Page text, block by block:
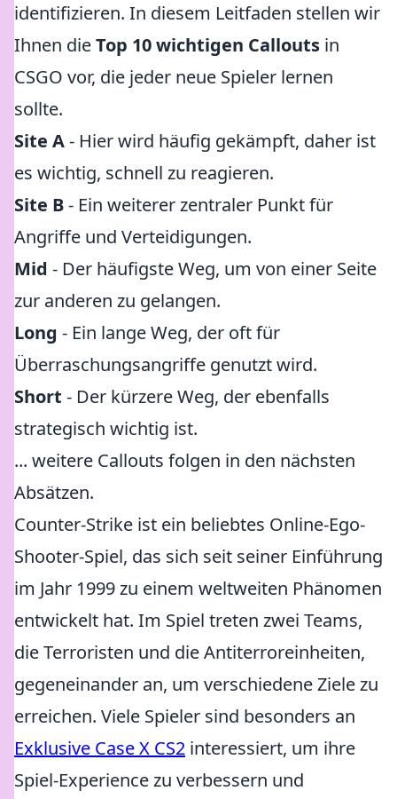
identifizieren. In diesem Leitfaden stellen wir
Ihnen dieTop 10 wichtigen Callouts in
CSGO vor, die jeder neue Spieler lernen
sollte.
Site A- Hier wird häufig gekämpft, daher ist
es wichtig, schnell zu reagieren.
Site B- Ein weiterer zentraler Punkt für
Angriffe und Verteidigungen.
Mid - Der häufigste Weg, um von einer Seite
zur anderen zu gelangen.
Long - Ein lange Weg, der oft für
Überraschungsangriffe genutzt wird.
Short - Der kürzere Weg, der ebenfalls
strategisch wichtig ist.
... weitere Callouts folgen in den nächsten
Absätzen.
Counter-Strike ist ein beliebtes Online-Ego-
Shooter-Spiel, das sich seit seiner Einführung
im Jahr 1999 zu einem weltweiten Phänomen
entwickelt hat. Im Spiel treten zwei Teams,
die Terroristen und die Antiterroreinheiten,
gegeneinander an, um verschiedene Ziele zu
erreichen. Viele Spieler sind besonders an
Exklusive Case X CS2 interessiert, um ihre
Spiel-Experience zu verbessern und